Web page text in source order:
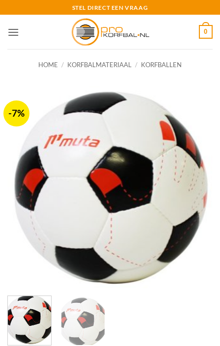
naar
inhoud
STEL DIRECT EEN VRAAG
0
HOME / KORFBALMATERIAAL / KORFBALLEN
-7%